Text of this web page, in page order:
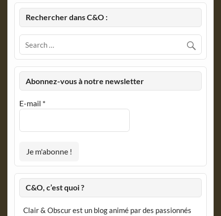
Rechercher dans C&O :
Abonnez-vous à notre newsletter
E-mail *
C&O, c’est quoi ?
Clair & Obscur est un blog animé par des passionnés